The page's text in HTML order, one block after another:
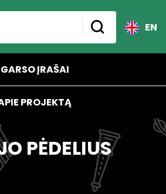
EN
GARSO ĮRAŠAI
PROJEKTĄ
PĖDELIUS